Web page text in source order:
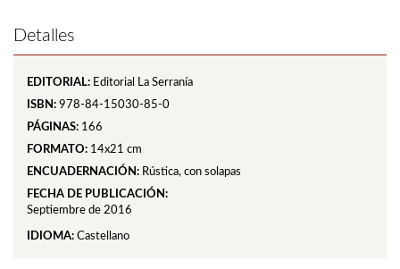
Detalles
EDITORIAL: Editorial La Serranía
ISBN: 978-84-15030-85-0
PÁGINAS: 166
FORMATO: 14x21 cm
ENCUADERNACIÓN: Rústica, con solapas
FECHA DE PUBLICACIÓN:
Septiembre de 2016
IDIOMA: Castellano